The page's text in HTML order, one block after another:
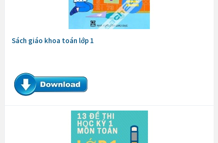
Sách giáo khoa toán lớp 1